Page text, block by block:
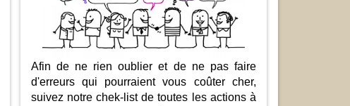
Afin de ne rien oublier et de ne pas faire
d'erreurs qui pourraient vous coûter cher,
suivez notre chek-list de toutes les actions à